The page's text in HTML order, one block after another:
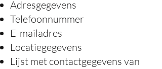
Adresgegevens
Telefoonnummer
E-mailadres
Locatiegegevens
Lijst met contactgegevens van